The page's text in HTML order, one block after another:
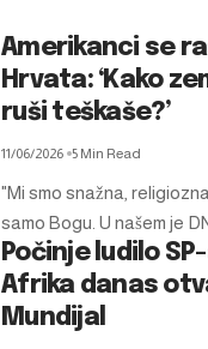
Amerikanci se
Hrvata: ‘Kako
ruši teškaše?’
11/06/2026 5 Min Read
"Mi smo snažna,
samo Bogu. U našem je
Počinje ludilo
Afrika danas
Mundijal